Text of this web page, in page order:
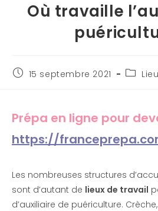
Où travaille
15 septembre 2021
Prépa en ligne pour
https://
Les nombreuses structures
sont d’autant de lieux de travail
d’auxiliaire de puériculture.